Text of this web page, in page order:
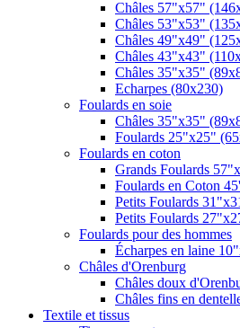
Châles 57"x57"
Châles 53"x53"
Châles 49"x49"
Châles 43"x43"
Châles 35"x35"
Echarpes (80х230)
Foulards en soie
Châles 35"x35"
Foulards 25"x25"
Foulards en coton
Grands Foulards
Foulards en Coton
Petits Foulards
Petits Foulards
Foulards pour des hommes
Écharpes en laine
Châles d'Orenburg
Châles doux
Châles fins en
Textile et tissus